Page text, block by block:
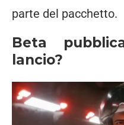
parte del pacchetto.
Beta
lancio?